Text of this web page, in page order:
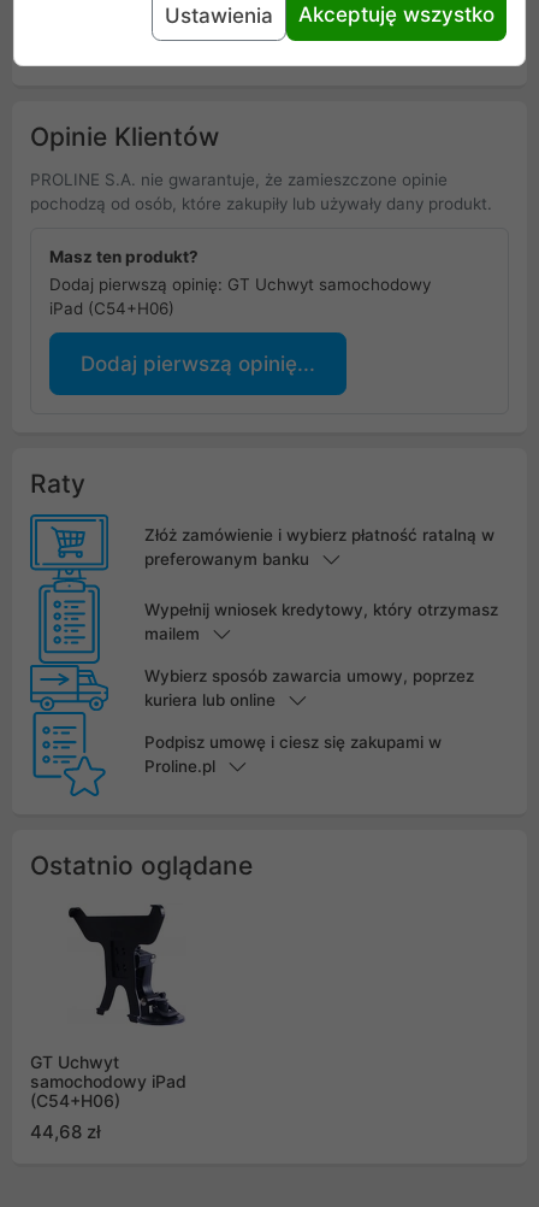
Uniwersalna informacja o bezpieczeństwie
Opinie Klientów
PROLINE S.A. nie gwarantuje, że zamieszczone opinie
pochodzą od osób, które zakupiły lub używały dany produkt.
Masz ten produkt?
Dodaj pierwszą opinię: GT Uchwyt samochodowy
iPad (C54+H06)
Dodaj pierwszą opinię...
Raty
Złóż zamówienie i wybierz płatność ratalną w
preferowanym banku
Wypełnij wniosek kredytowy, który otrzymasz
mailem
Wybierz sposób zawarcia umowy, poprzez
kuriera lub online
Podpisz umowę i ciesz się zakupami w
Proline.pl
Ostatnio oglądane
GT Uchwyt
samochodowy iPad
(C54+H06)
44,68 zł
Ustawienia Akceptuję wszystko